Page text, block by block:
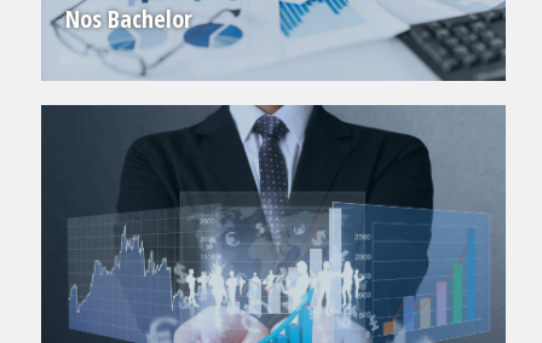
Nos Bachelor